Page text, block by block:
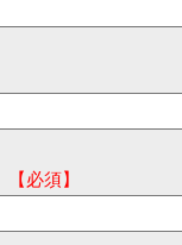
【必須】